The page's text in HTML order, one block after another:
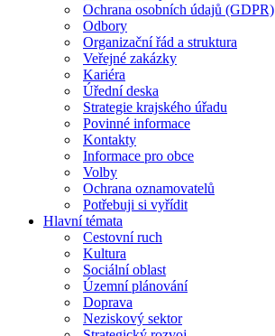
Ochrana osobních údajů (GDPR)
Odbory
Organizační řád a struktura
Veřejné zakázky
Kariéra
Úřední deska
Strategie krajského úřadu
Povinné informace
Kontakty
Informace pro obce
Volby
Ochrana oznamovatelů
Potřebuji si vyřídit
Hlavní témata
Cestovní ruch
Kultura
Sociální oblast
Územní plánování
Doprava
Neziskový sektor